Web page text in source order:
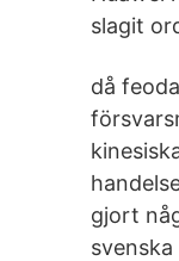
slagit
då
gjort